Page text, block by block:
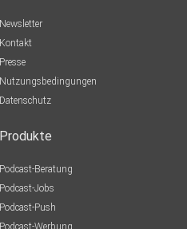
Newsletter
Kontakt
Presse
Nutzungsbedingungen
Datenschutz
Produkte
Podcast-Beratung
Podcast-Jobs
Podcast-Push
Podcast-Werbung